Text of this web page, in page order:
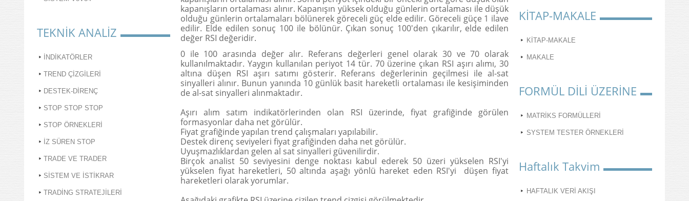
TEKNİK ANALİZ
İNDİKATÖRLER
TREND ÇİZGİLERİ
DESTEK-DİRENÇ
STOP STOP STOP
STOP ÖRNEKLERİ
İZ SÜREN STOP
TRADE VE TRADER
SİSTEM VE İSTİKRAR
TRADİNG STRATEJİLERİ
kapanışların ortalaması alınır. Kapanışın yüksek olduğu günlerin ortalaması ile düşük
olduğu günlerin ortalamaları bölünerek göreceli güç elde edilir. Göreceli güçe 1 ilave
edilir. Elde edilen sonuç 100 ile bölünür. Çıkan sonuç 100'den çıkarılır, elde edilen
değer RSI değeridir.
0 ile 100 arasında değer alır. Referans değerleri genel olarak 30 ve 70 olarak
kullanılmaktadır. Yaygın kullanılan periyot 14 tür. 70 üzerine çıkan RSI aşırı alımı, 30
altına düşen RSI aşırı satımı gösterir. Referans değerlerinin geçilmesi ile al-sat
sinyalleri alınır. Bunun yanında 10 günlük basit hareketli ortalaması ile kesişiminden
de al-sat sinyalleri alınmaktadır.
Aşırı alım satım indikatörlerinden olan RSI üzerinde, fiyat grafiğinde görülen
formasyonlar daha net görülür.
Fiyat grafiğinde yapılan trend çalışmaları yapılabilir.
Destek direnç seviyeleri fiyat grafiğinden daha net görülür.
Uyuşmazlıklardan gelen al sat sinyalleri güvenilirdir.
Birçok analist 50 seviyesini denge noktası kabul ederek 50 üzeri yükselen RSI'yi
yükselen fiyat hareketleri, 50 altında aşağı yönlü hareket eden RSI'yi düşen fiyat
hareketleri olarak yorumlar.
KİTAP-MAKALE
KİTAP-MAKALE
MAKALE
FORMÜL DİLİ ÜZERİNE
MATRİKS FORMÜLLERİ
SYSTEM TESTER ÖRNEKLERİ
Haftalık Takvim
HAFTALIK VERİ AKIŞI